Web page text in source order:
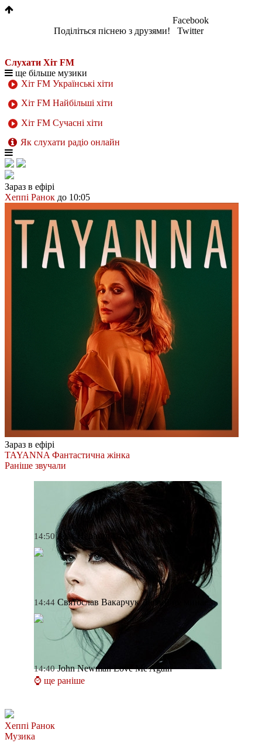
Поділіться піснею з друзями!
Facebook
Twitter
Слухати Хіт FM
ще більше музики
Хіт FM Українські хіти
Хіт FM Найбільші хіти
Хіт FM Сучасні хіти
Як слухати радіо онлайн
Зараз в ефірі
Хеппі Ранок до 10:05
Зараз в ефірі
TAYANNA Фантастична жінка
Раніше звучали
14:50Alex Hepburn Under
14:44 Святослав Вакарчук Лютий не минає
14:40 John Newman Love Me Again
⌚ ще раніше
Хеппі Ранок
Музика